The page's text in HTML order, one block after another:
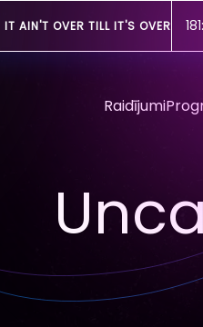
IT AIN'T OVER TILL IT'S OVER
Raidījumi